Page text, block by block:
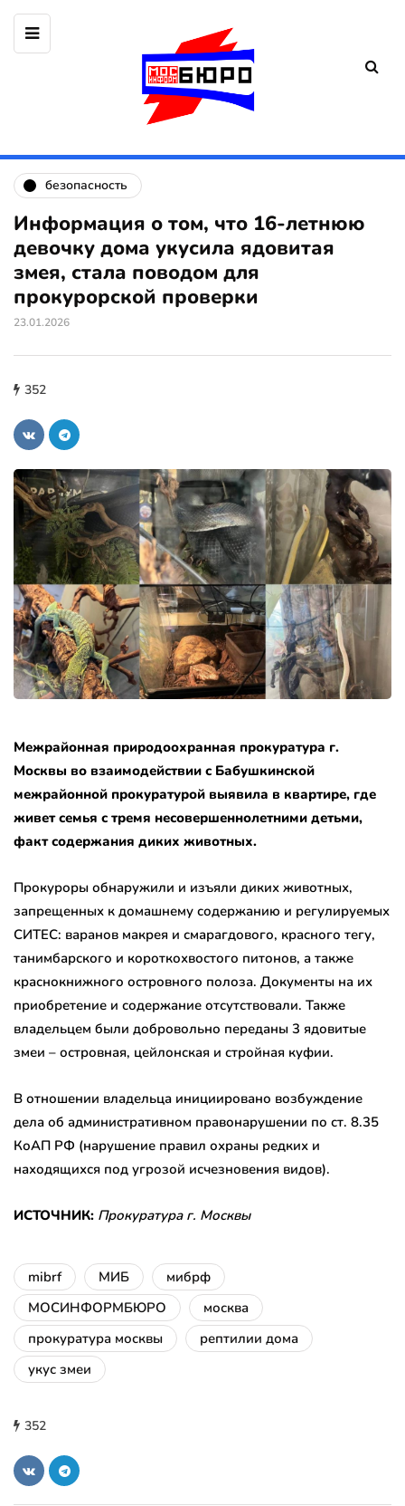
безопасность
Информация о том, что 16-летнюю
девочку дома укусила ядовитая
змея, стала поводом для
прокурорской проверки
23.01.2026
352
Межрайонная природоохранная прокуратура г.
Москвы во взаимодействии с Бабушкинской
межрайонной прокуратурой выявила в квартире, где
живет семья с тремя несовершеннолетними детьми,
факт содержания диких животных.
Прокуроры обнаружили и изъяли диких животных,
запрещенных к домашнему содержанию и регулируемых
СИТЕС: варанов макрея и смарагдового, красного тегу,
танимбарского и короткохвостого питонов, а также
краснокнижного островного полоза. Документы на их
приобретение и содержание отсутствовали. Также
владельцем были добровольно переданы 3 ядовитые
змеи – островная, цейлонская и стройная куфии.
В отношении владельца инициировано возбуждение
дела об административном правонарушении по ст. 8.35
КоАП РФ (нарушение правил охраны редких и
находящихся под угрозой исчезновения видов).
ИСТОЧНИК: Прокуратура г. Москвы
mibrf МИБ
мибрф
МОСИНФОРМБЮРО
москва
прокуратура москвы
рептилии дома
укус змеи
352